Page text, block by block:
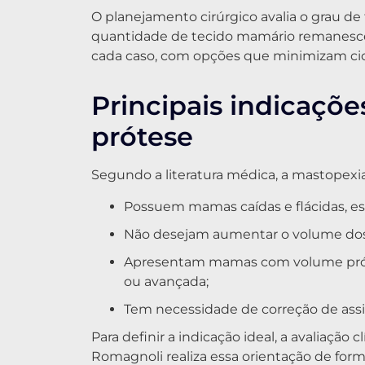
O planejamento cirúrgico avalia o grau
quantidade de tecido mamário
cada caso, com opções que minimizam
Principais
prótese
Segundo a literatura médica, a
Possuem mamas caídas e flácidas,
Não desejam aumentar o volume
Apresentam mamas com volume
ou avançada;
Tem necessidade de correção de
Para definir a indicação ideal, a
Romagnoli realiza essa orientação de